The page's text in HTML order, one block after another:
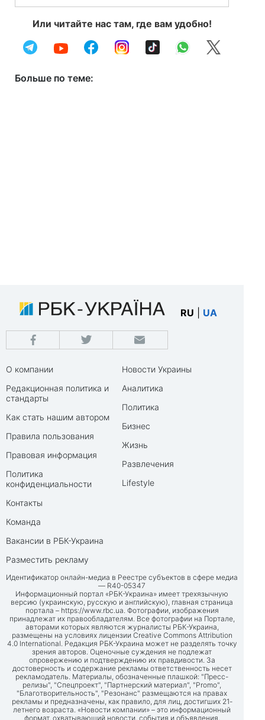
Или читайте нас там, где вам удобно!
Больше по теме:
RU UA
О компании
Редакционная политика и
стандарты
Как стать нашим автором
Правила пользования
Правовая информация
Политика
конфиденциальности
Контакты
Команда
Вакансии в РБК-Украина
Разместить рекламу
Новости Украины
Аналитика
Политика
Бизнес
Жизнь
Развлечения
Lifestyle
Идентификатор онлайн-медиа в Реестре субъектов в сфере медиа
— R40-05347
Информационный портал «РБК-Украина» имеет трехязычную
версию (украинскую, русскую и английскую), главная страница
портала – https://www.rbc.ua. Фотографии, изображения
принадлежат их правообладателям. Все фотографии на Портале,
авторами которых являются журналисты РБК-Украина,
размещены на условиях лицензии Creative Commons Attribution
4.0 International. Редакция РБК-Украина может не разделять точку
зрения авторов. Оценочные суждения не подлежат
опровержению и подтверждению их правдивости. За
достоверность и содержание рекламы ответственность несет
рекламодатель. Материалы, обозначенные плашкой: "Пресс-
релизы", "Спецпроект", "Партнерский материал", "Promo",
"Благотворительность", "Резонанс" размещаются на правах
рекламы и предназначены, как правило, для лиц, достигших 21-
летнего возраста. «Новости компании» – это информационный
формат, охватывающий новости, события и объявления,